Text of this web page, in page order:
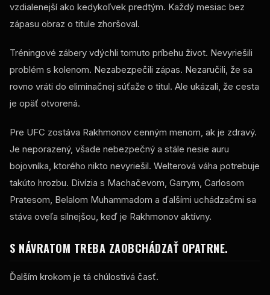
vzdialenejší ako kedykoľvek predtým. Každý mesiac bez
zápasu obraz o titule zhoršoval.
Tréningové zábery vdýchli tomuto príbehu život. Nevyriešili
problém s kolenom. Nezabezpečili zápas. Nezaručili, že sa
rovno vráti do eliminačnej súťaže o titul. Ale ukázali, že cesta
je opäť otvorená.
Pre UFC zostáva Rakhmonov cenným menom, ak je zdravý.
Je neporazený, všade nebezpečný a stále nesie auru
bojovníka, ktorého nikto nevyriešil. Welterová váha potrebuje
takúto hrozbu. Divízia s Machačevom, Garrym, Carlosom
Pratesom, Belalom Muhammadom a ďalšími uchádzačmi sa
stáva oveľa silnejšou, keď je Rakhmonov aktívny.
S NÁVRATOM TREBA ZAOBCHÁDZAŤ OPATRNE.
Ďalším krokom je tá chúlostivá časť.